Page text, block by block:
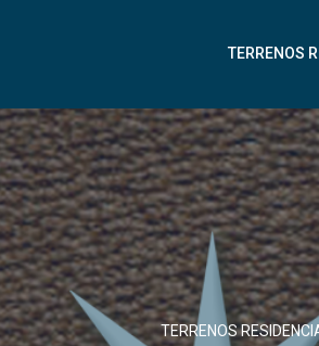
TERRENOS
TERRENOS